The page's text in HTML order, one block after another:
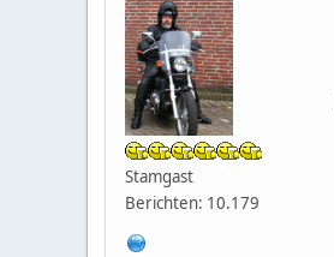
Stamgast
Berichten: 10.179